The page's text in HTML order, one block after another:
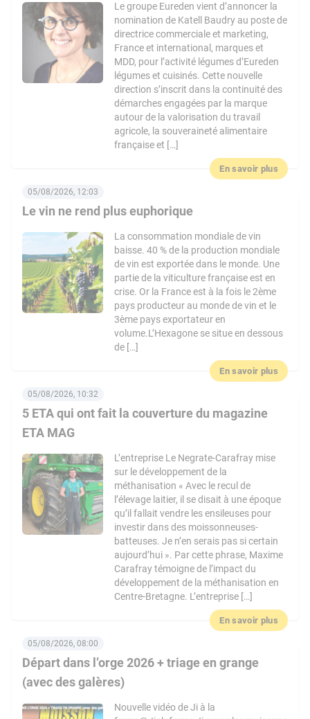
Le groupe Eureden vient d’annoncer la
nomination de Katell Baudry au poste de
directrice commerciale et marketing,
France et international, marques et
MDD, pour l’activité légumes d’Eureden
légumes et cuisinés. Cette nouvelle
direction s’inscrit dans la continuité des
démarches engagées par la marque
autour de la valorisation du travail
agricole, la souveraineté alimentaire
française et […]
En savoir plus
Le vin ne rend plus euphorique
05/08/2026, 12:03
La consommation mondiale de vin
baisse. 40 % de la production mondiale
de vin est exportée dans le monde. Une
partie de la viticulture française est en
crise. Or la France est à la fois le 2ème
pays producteur au monde de vin et le
3ème pays exportateur en
volume.L’Hexagone se situe en dessous
de […]
En savoir plus
5 ETA qui ont fait la couverture du magazine
ETA MAG
05/08/2026, 10:32
L’entreprise Le Negrate-Carafray mise
sur le développement de la
méthanisation « Avec le recul de
l’élevage laitier, il se disait à une époque
qu’il fallait vendre les ensileuses pour
investir dans des moissonneuses-
batteuses. Je n’en serais pas si certain
aujourd’hui ». Par cette phrase, Maxime
Carafray témoigne de l’impact du
développement de la méthanisation en
Centre-Bretagne. L’entreprise […]
En savoir plus
Départ dans l’orge 2026 + triage en grange
(avec des galères)
05/08/2026, 08:00
Nouvelle vidéo de Ji à la